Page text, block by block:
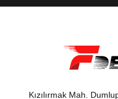
Kızılırmak Mah.